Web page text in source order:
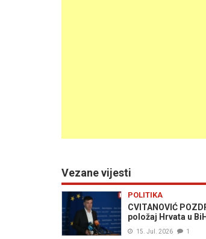
Vezane vijesti
POLITIKA
CVITANOVIĆ
položaj Hrvata u
15. Jul. 2026 1